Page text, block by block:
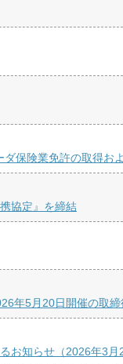
保険業免許の取得お
協定』を締結
年5月20日開催の取
お知らせ（2026年3月